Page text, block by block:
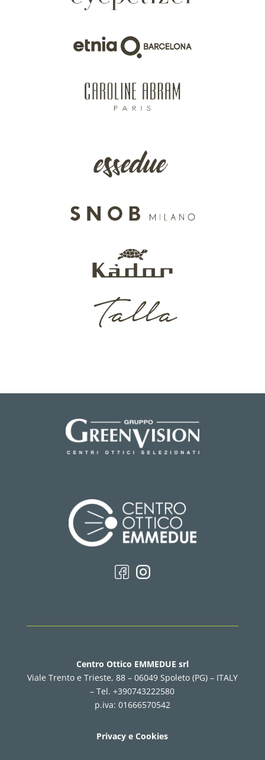
Centro Ottico EMMEDUE srl
Viale Trento e Trieste, 88 – 06049 Spoleto (PG) – ITALY
–Tel. +390743222580
p.iva: 01666570542
Privacy e Cookies